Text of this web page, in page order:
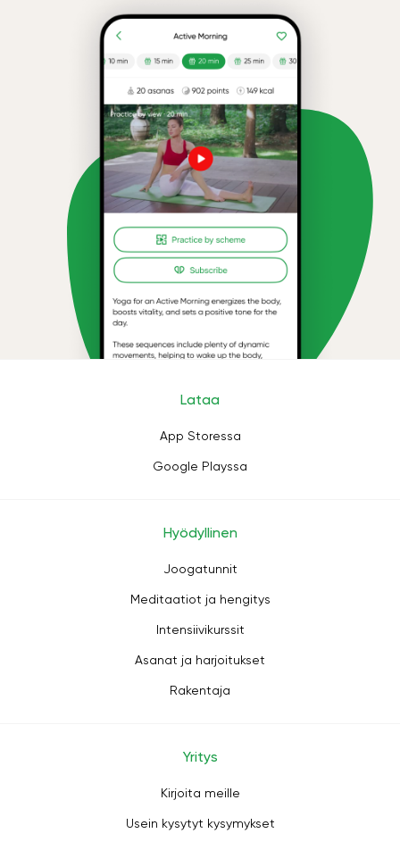
Lataa
App Storessa
Google Playssa
Hyödyllinen
Joogatunnit
Meditaatiot ja hengitys
Intensiivikurssit
Asanat ja harjoitukset
Rakentaja
Yritys
Kirjoita meille
Usein kysytyt kysymykset